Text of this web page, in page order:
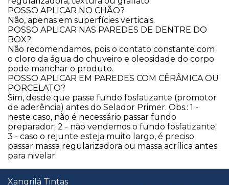
​POSSO APLICAR NO CHÃO?
Não, apenas em superfícies verticais.
​POSSO APLICAR NAS PAREDES DE DENTRE DO
BOX?
Não recomendamos, pois o contato constante com
o cloro da água do chuveiro e oleosidade do corpo
pode manchar o produto.
​POSSO APLICAR EM PAREDES COM CÊRÂMICA OU
PORCELATO?
Sim, desde que passe fundo fosfatizante (promotor
de aderência) antes do Selador Primer. Obs.: 1 -
neste caso, não é necessário passar fundo
preparador; 2 - não vendemos o fundo fosfatizante;
3 - caso o rejunte esteja muito largo, é preciso
passar massa regularizadora ou massa acrílica antes
para nivelar.
Xangrilá Tintas